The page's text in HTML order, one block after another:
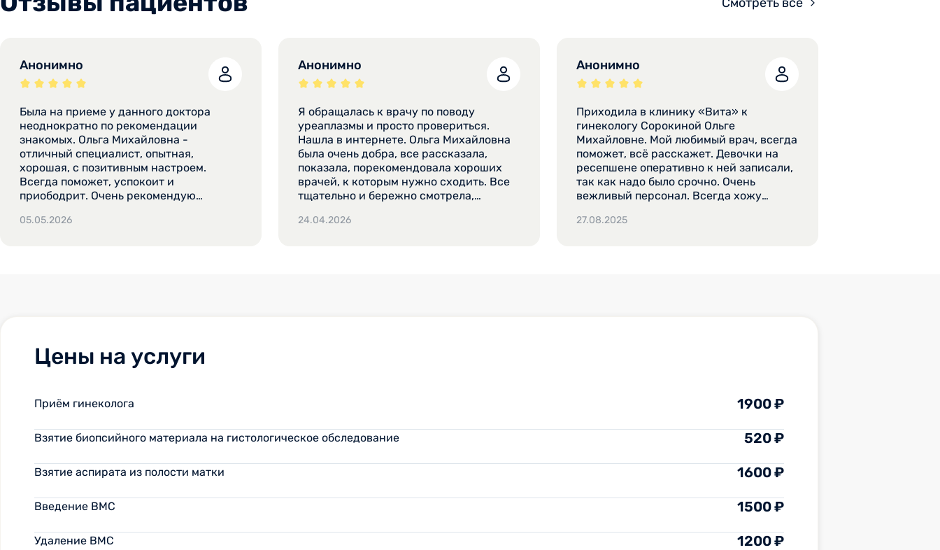
Анонимно
Была на приеме у данного доктора
неоднократно по рекомендации
знакомых. Ольга Михайловна -
отличный специалист, опытная,
хорошая, с позитивным настроем.
Всегда поможет, успокоит и
приободрит. Очень рекомендую
Данный врач всегда назначит нужные
общаться с пациентами, хорошее и
позитивное настроение.
05.05.2026
Анонимно
Я обращалась к врачу по поводу
уреаплазмы и просто провериться.
Нашла в интернете. Ольга Михайловна
была очень добра, все рассказала,
показала, порекомендовала хороших
врачей, к которым нужно сходить. Все
тщательно и бережно смотрела,
переживала. Очень приятная женщина,
24.04.2026
Анонимно
Приходила в клинику «Вита» к
гинекологу Сорокиной Ольге
Михайловне. Мой любимый врач, всегда
поможет, всё расскажет. Девочки на
ресепшене оперативно к ней записали,
так как надо было срочно. Очень
вежливый персонал. Всегда хожу
Быстрые результаты.
27.08.2025
Цены на услуги
Приём гинеколога 1900 ₽
Взятие биопсийного материала на гистологическое обследование 520 ₽
Взятие аспирата из полости матки 1600 ₽
Введение ВМС 1500 ₽
Удаление ВМС 1200 ₽